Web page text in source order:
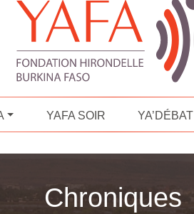
YAFA SOIR YA’DÉBAT
Chroniques